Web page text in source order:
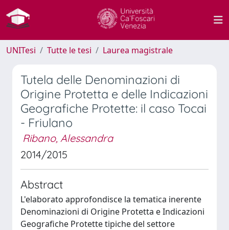
UNITesi Tutte le tesi Laurea magistrale
Tutela delle Denominazioni di
Origine Protetta e delle Indicazioni
Geografiche Protette: il caso Tocai
- Friulano
Ribano, Alessandra
2014/2015
Abstract
L'elaborato approfondisce la tematica inerente
Denominazioni di Origine Protetta e Indicazioni
Geografiche Protette tipiche del settore